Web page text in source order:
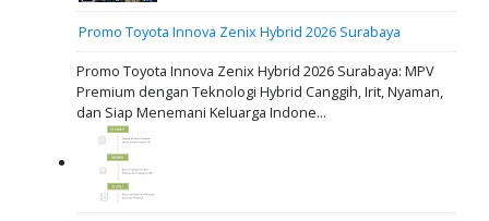
Promo Toyota Innova Zenix Hybrid 2026 Surabaya
Promo Toyota Innova Zenix Hybrid 2026 Surabaya: MPV
Premium dengan Teknologi Hybrid Canggih, Irit, Nyaman,
dan Siap Menemani Keluarga Indone...